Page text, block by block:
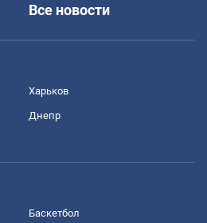
Все новости
Харьков
Днепр
Баскетбол